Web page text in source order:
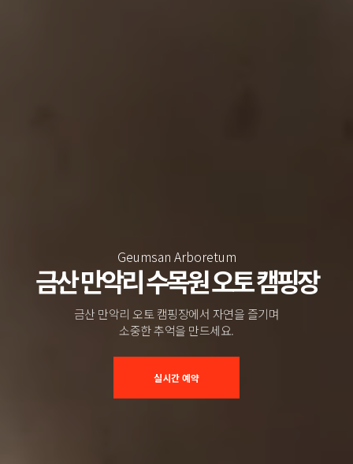
Geumsan Arboretum
금산 만악리 수목원 오토 캠핑장
금산 만악리 오토 캠핑장에서 자연을 즐기며
소중한 추억을 만드세요.
실시간 예약